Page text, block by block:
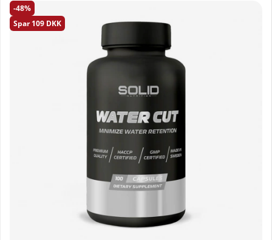
48
Spar109 DKK
Produktbilleder SOLID Nutrition BLACK LINE Water Cut,